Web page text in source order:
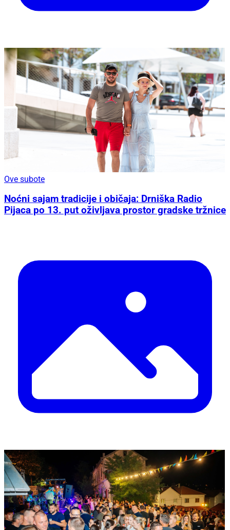
Ove subote
Noćni sajam tradicije i običaja: Drniška Radio
Pijaca po 13. put oživljava prostor gradske tržnice